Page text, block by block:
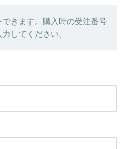
きます。購入時の受注番号
してください。